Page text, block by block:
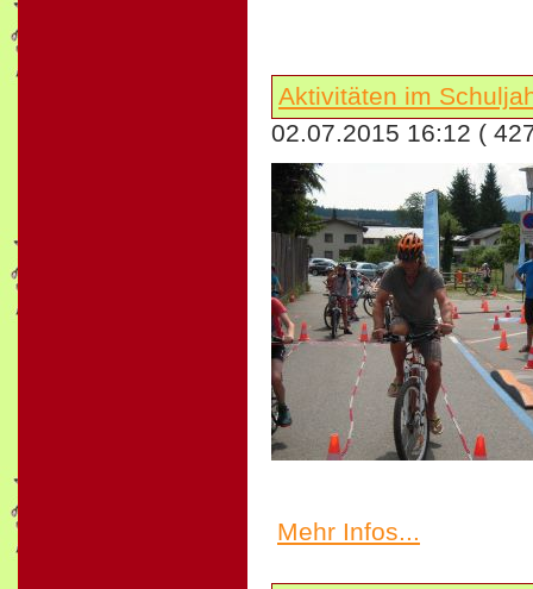
Aktivitäten im
02.07.2015 16:12 (
Mehr Infos...